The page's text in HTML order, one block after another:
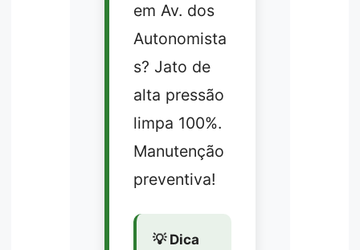
em Av. dos
Autonomista
s? Jato de
alta pressão
limpa 100%.
Manutenção
preventiva!
💡 Dica